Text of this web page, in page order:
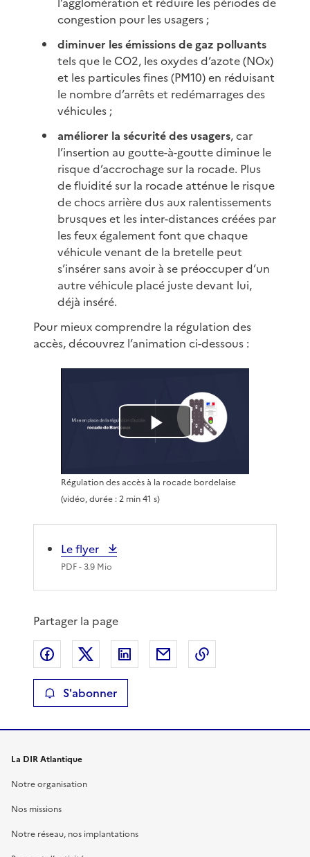
congestion pour les usagers ;
diminuer les émissions de gaz polluants
tels que le CO2, les oxydes d’azote (NOx)
et les particules fines (PM10) en réduisant
le nombre d’arrêts et redémarrages des
véhicules ;
améliorer la sécurité des usagers, car
l’insertion au goutte-à-goutte diminue le
risque d’accrochage sur la rocade. Plus
de fluidité sur la rocade atténue le risque
de chocs arrière dus aux ralentissements
brusques et les inter-distances créées par
les feux également font que chaque
véhicule venant de la bretelle peut
s’insérer sans avoir à se préoccuper d’un
autre véhicule placé juste devant lui,
déjà inséré.
Pour mieux comprendre la régulation des
accès, découvrez l’animation ci-dessous :
L
i
r
v
i
Régulation des accès à la rocade bordelaise
(vidéo, durée : 2 min 41 s)
Le flyer
PDF- 3.9 Mio
Partager la page
Partager sur Facebook
Partager sur XPartager sur LinkedIn
Partager par email
S'abonner
La DIR Atlantique
Notre organisation
Nos missions
Notre réseau, nos implantations